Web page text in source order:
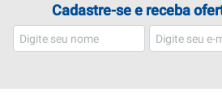
Cadastre-se e receba